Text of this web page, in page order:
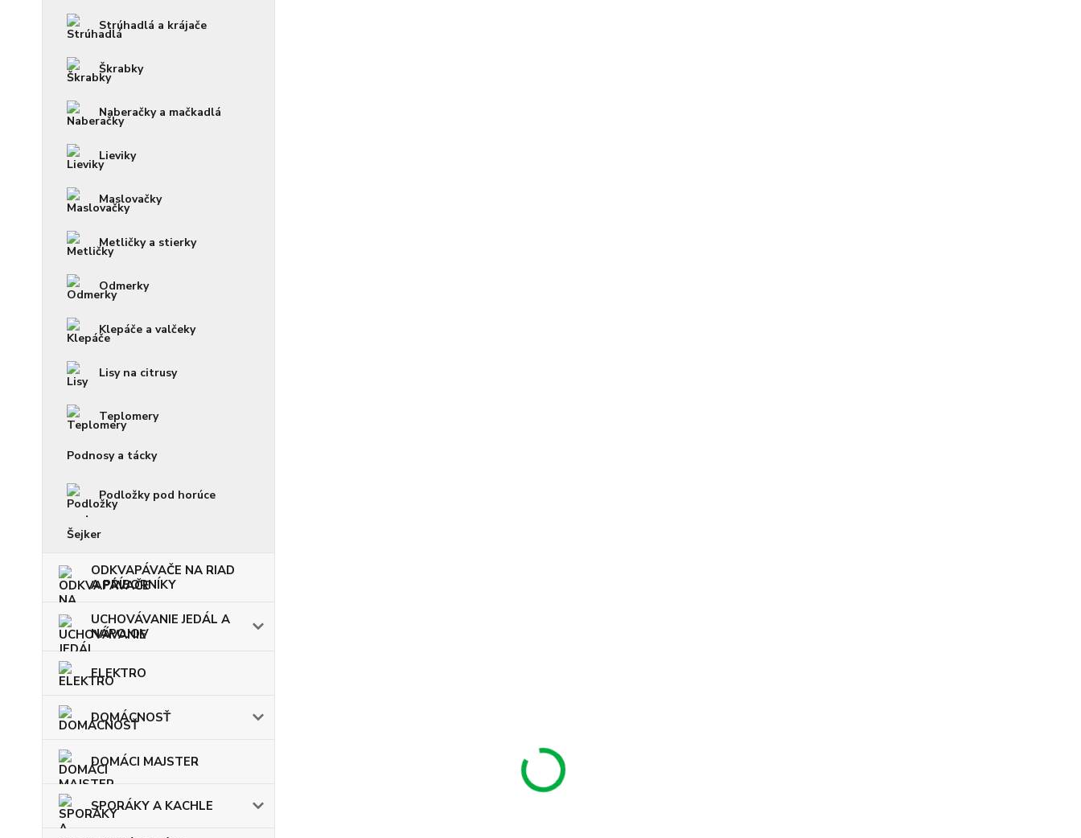
Strúhadlá a krájače
Škrabky
Naberačky a mačkadlá
Lieviky
Maslovačky
Metličky a stierky
Odmerky
Klepáče a valčeky
Lisy na citrusy
Teplomery
Podnosy a tácky
Podložky pod horúce
Šejker
ODKVAPÁVAČE NA RIAD
A PRÍBORNÍKY
UCHOVÁVANIE JEDÁL A
NÁPOJOV
ELEKTRO
DOMÁCNOSŤ
DOMÁCI MAJSTER
SPORÁKY A KACHLE